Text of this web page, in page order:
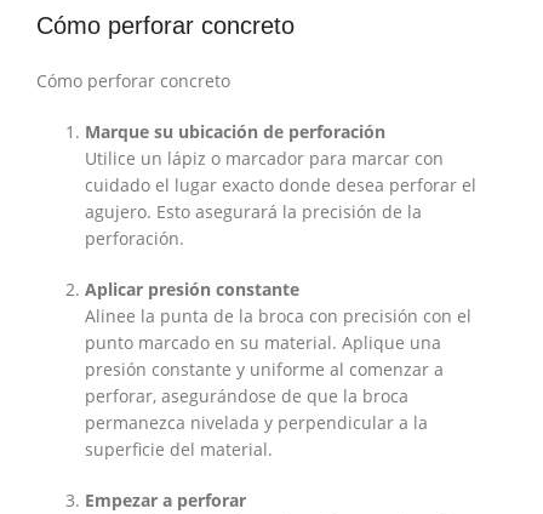
Cómo perforar concreto
Cómo perforar concreto
Marque su ubicación de perforación
Utilice un lápiz o marcador para marcar con
cuidado el lugar exacto donde desea perforar el
agujero. Esto asegurará la precisión de la
perforación.
Aplicar presión constante
Alinee la punta de la broca con precisión con el
punto marcado en su material. Aplique una
presión constante y uniforme al comenzar a
perforar, asegurándose de que la broca
permanezca nivelada y perpendicular a la
superficie del material.
Empezar a perforar